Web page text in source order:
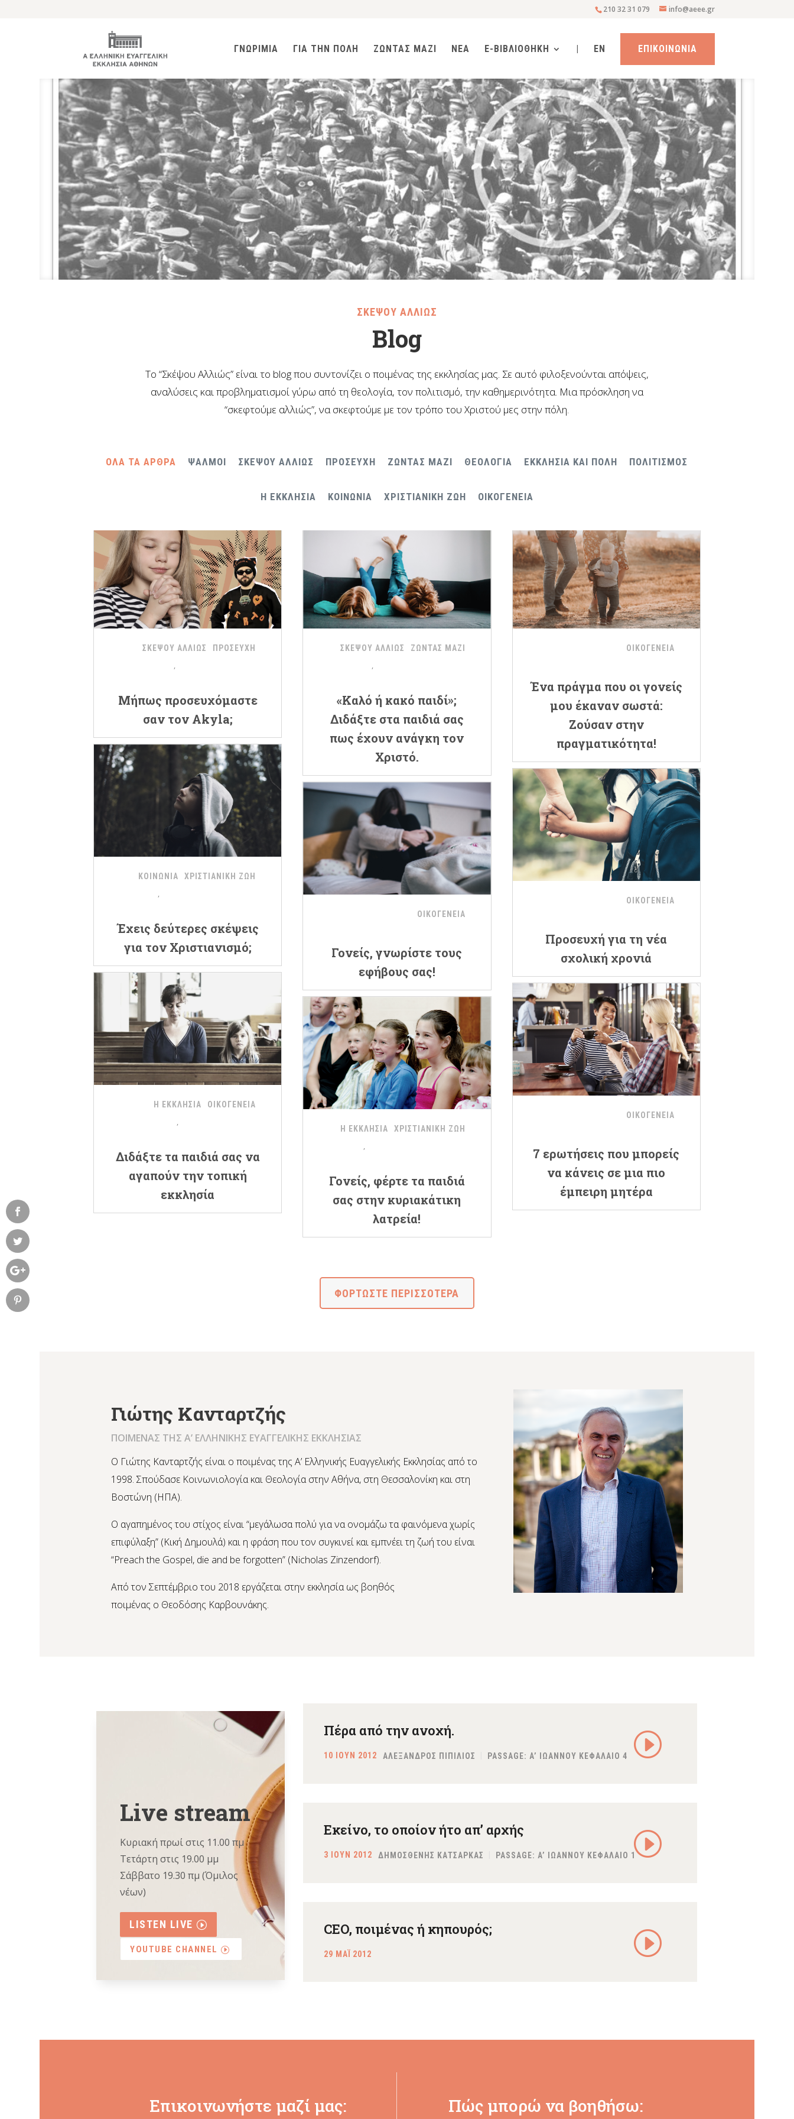
210 32 31 079 info@aeee.gr
ΓΝΩΡΙΜΙΑ ΓΙΑ ΤΗΝ ΠΟΛΗ ΖΩΝΤΑΣ ΜΑΖΙ ΝΕΑ E-ΒΙΒΛΙΟΘΗΚΗ | EN ΕΠΙΚΟΙΝΩΝΙΑ
ΣΚΕΨΟΥ ΑΛΛΙΩΣ
Blog
Το “Σκέψου Αλλιώς” είναι το blog που συντονίζει ο ποιμένας της εκκλησίας μας. Σε αυτό φιλοξενούνται απόψεις,
αναλύσεις και προβληματισμοί γύρω από τη θεολογία, τον πολιτισμό, την καθημερινότητα. Μια πρόσκληση να
“σκεφτούμε αλλιώς”, να σκεφτούμε με τον τρόπο του Χριστού μες στην πόλη.
ΟΛΑ ΤΑ ΑΡΘΡΑ ΨΑΛΜΟΙ ΣΚΕΨΟΥ ΑΛΛΙΩΣ ΠΡΟΣΕΥΧΗ ΖΩΝΤΑΣ ΜΑΖΙ ΘΕΟΛΟΓΙΑ ΕΚΚΛΗΣΙΑ ΚΑΙ ΠΟΛΗ ΠΟΛΙΤΙΣΜΟΣ
Η ΕΚΚΛΗΣΙΑ ΚΟΙΝΩΝΙΑ ΧΡΙΣΤΙΑΝΙΚΗ ΖΩΗ ΟΙΚΟΓΕΝΕΙΑ
ΣΚΕΨΟΥ ΑΛΛΙΩΣ ΠΡΟΣΕΥΧΗ
Μήπως προσευχόμαστε
σαν τον Akyla;
ΣΚΕΨΟΥ ΑΛΛΙΩΣ ΖΩΝΤΑΣ ΜΑΖΙ
«Καλό ή κακό παιδί»;
Διδάξτε στα παιδιά σας
πως έχουν ανάγκη τον
Χριστό.
ΟΙΚΟΓΕΝΕΙΑ
Ένα πράγμα που οι γονείς
μου έκαναν σωστά:
Ζούσαν στην
πραγματικότητα!
ΚΟΙΝΩΝΙΑ ΧΡΙΣΤΙΑΝΙΚΗ ΖΩΗ
Έχεις δεύτερες σκέψεις
για τον Χριστιανισμό;
ΟΙΚΟΓΕΝΕΙΑ
Προσευχή για τη νέα
σχολική χρονιά
ΟΙΚΟΓΕΝΕΙΑ
Γονείς, γνωρίστε τους
εφήβους σας!
Η ΕΚΚΛΗΣΙΑ ΟΙΚΟΓΕΝΕΙΑ
Διδάξτε τα παιδιά σας να
αγαπούν την τοπική
εκκλησία
ΟΙΚΟΓΕΝΕΙΑ
7 ερωτήσεις που μπορείς
να κάνεις σε μια πιο
έμπειρη μητέρα
Η ΕΚΚΛΗΣΙΑ ΧΡΙΣΤΙΑΝΙΚΗ ΖΩΗ
Γονείς, φέρτε τα παιδιά
σας στην κυριακάτικη
λατρεία!
ΦΟΡΤΩΣΤΕ ΠΕΡΙΣΣΟΤΕΡΑ
Γιώτης Κανταρτζής
ΠΟΙΜΕΝΑΣ ΤΗΣ Α’ ΕΛΛΗΝΙΚΗΣ ΕΥΑΓΓΕΛΙΚΗΣ ΕΚΚΛΗΣΙΑΣ
Ο Γιώτης Κανταρτζής είναι ο ποιμένας της Α’ Ελληνικής Ευαγγελικής Εκκλησίας από το
1998. Σπούδασε Κοινωνιολογία και Θεολογία στην Αθήνα, στη Θεσσαλονίκη και στη
Βοστώνη (ΗΠΑ).
Ο αγαπημένος του στίχος είναι “μεγάλωσα πολύ για να ονομάζω τα φαινόμενα χωρίς
επιφύλαξη” (Κική Δημουλά) και η φράση που τον συγκινεί και εμπνέει τη ζωή του είναι
“Preach the Gospel, die and be forgotten” (Nicholas Zinzendorf).
Από τον Σεπτέμβριο του 2018 εργάζεται στην εκκλησία ως βοηθός
ποιμένας ο Θεοδόσης Καρβουνάκης.
Live stream
Κυριακή πρωί στις 11.00 πμ
Τετάρτη στις 19.00 μμ
Σάββατο 19.30 πμ (Όμιλος
νέων)
LISTEN LIVE
YOUTUBE CHANNEL
Πέρα από την ανοχή.
10 ΙΟΥΝ 2012 ΑΛΕΞΑΝΔΡΟΣ ΠΙΠΙΛΙΟΣ PASSAGE: A’ ΙΩΑΝΝΟΥ ΚΕΦΑΛΑΙΟ 4
Εκείνο, το οποίον ήτο απ’ αρχής
3 ΙΟΥΝ 2012 ΔΗΜΟΣΘΕΝΗΣ ΚΑΤΣΑΡΚΑΣ PASSAGE: A’ ΙΩΑΝΝΟΥ ΚΕΦΑΛΑΙΟ 1
CEO, ποιμένας ή κηπουρός;
29 ΜΑΪ 2012
Επικοινωνήστε μαζί μας: Πώς μπορώ να βοηθήσω: